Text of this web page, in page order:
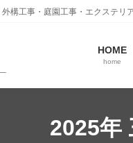
構工事・庭園工事・エクステリ
HOME
home
2025年